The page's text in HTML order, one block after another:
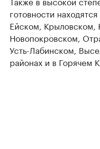
готовности
Ейском, Крыловском,
Новопокровском,
Усть-Лабинском,
районах и в Горячем